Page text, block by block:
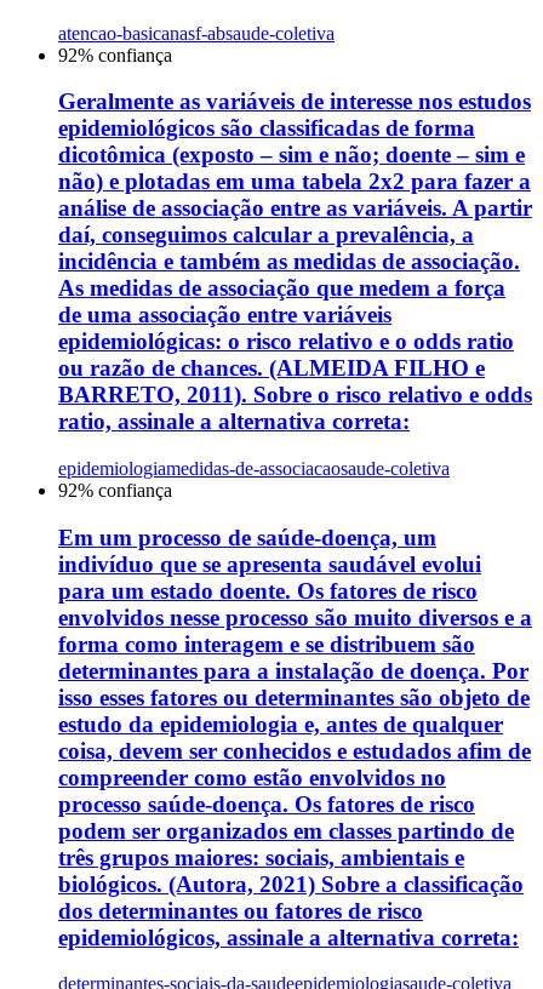
atencao-basicanasf-absaude-coletiva
92% confiança
Geralmente as variáveis de interesse nos estudos
epidemiológicos são classificadas de forma
dicotômica (exposto – sim e não; doente – sim e
não) e plotadas em uma tabela 2x2 para fazer a
análise de associação entre as variáveis. A partir
daí, conseguimos calcular a prevalência, a
incidência e também as medidas de associação.
As medidas de associação que medem a força
de uma associação entre variáveis
epidemiológicas: o risco relativo e o odds ratio
ou razão de chances. (ALMEIDA FILHO e
BARRETO, 2011). Sobre o risco relativo e odds
ratio, assinale a alternativa correta:
epidemiologiamedidas-de-associacaosaude-coletiva
92% confiança
Em um processo de saúde-doença, um
indivíduo que se apresenta saudável evolui
para um estado doente. Os fatores de risco
envolvidos nesse processo são muito diversos e a
forma como interagem e se distribuem são
determinantes para a instalação de doença. Por
isso esses fatores ou determinantes são objeto de
estudo da epidemiologia e, antes de qualquer
coisa, devem ser conhecidos e estudados afim de
compreender como estão envolvidos no
processo saúde-doença. Os fatores de risco
podem ser organizados em classes partindo de
três grupos maiores: sociais, ambientais e
biológicos. (Autora, 2021) Sobre a classificação
dos determinantes ou fatores de risco
epidemiológicos, assinale a alternativa correta:
determinantes-sociais-da-saudeepidemiologiasaude-coletiva